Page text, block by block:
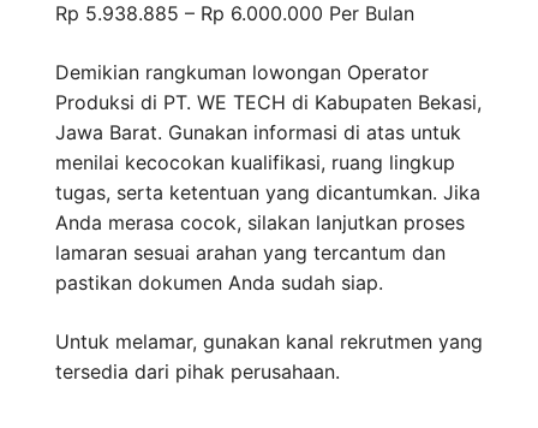
Rp 5.938.885 – Rp 6.000.000 Per Bulan
Demikian rangkuman lowongan Operator
Produksi di PT. WE TECH di Kabupaten Bekasi,
Jawa Barat. Gunakan informasi di atas untuk
menilai kecocokan kualifikasi, ruang lingkup
tugas, serta ketentuan yang dicantumkan. Jika
Anda merasa cocok, silakan lanjutkan proses
lamaran sesuai arahan yang tercantum dan
pastikan dokumen Anda sudah siap.
Untuk melamar, gunakan kanal rekrutmen yang
tersedia dari pihak perusahaan.